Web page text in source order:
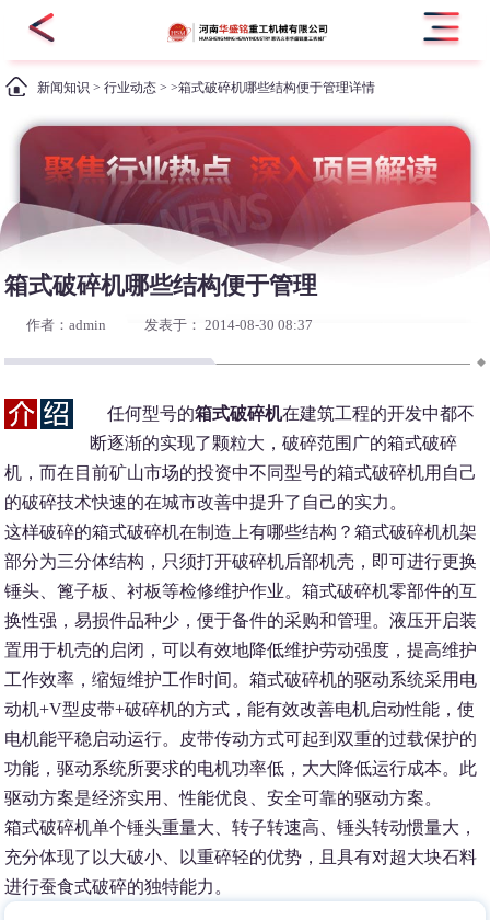
新闻知识 >行业动态 > >箱式破碎机哪些结构便于管理详情
箱式破碎机哪些结构便于管理
作者：admin 发表于： 2014-08-30 08:37
任何型号的箱式破碎机在建筑工程的开发中都不
断逐渐的实现了颗粒大，破碎范围广的箱式破碎
机，而在目前矿山市场的投资中不同型号的箱式破碎机用自己
的破碎技术快速的在城市改善中提升了自己的实力。
这样破碎的箱式破碎机在制造上有哪些结构？箱式破碎机机架
部分为三分体结构，只须打开破碎机后部机壳，即可进行更换
锤头、篦子板、衬板等检修维护作业。箱式破碎机零部件的互
换性强，易损件品种少，便于备件的采购和管理。液压开启装
置用于机壳的启闭，可以有效地降低维护劳动强度，提高维护
工作效率，缩短维护工作时间。箱式破碎机的驱动系统采用电
动机+V型皮带+破碎机的方式，能有效改善电机启动性能，使
电机能平稳启动运行。皮带传动方式可起到双重的过载保护的
功能，驱动系统所要求的电机功率低，大大降低运行成本。此
驱动方案是经济实用、性能优良、安全可靠的驱动方案。
箱式破碎机单个锤头重量大、转子转速高、锤头转动惯量大，
充分体现了以大破小、以重碎轻的优势，且具有对超大块石料
进行蚕食式破碎的独特能力。